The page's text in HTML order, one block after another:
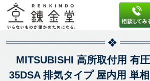
MITSUBISHI 高所取付用 有
35DSA 排気タイプ 屋内用 単